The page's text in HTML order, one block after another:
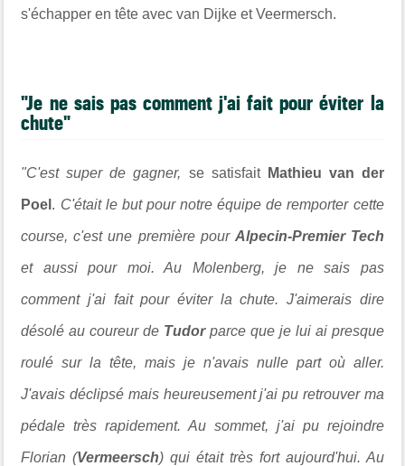
s'échapper en tête avec van Dijke et Veermersch.
"Je ne sais pas comment j'ai fait pour éviter la
chute"
"C'est super de gagner, se satisfait Mathieu van der
Poel . C'était le but pour notre équipe de remporter cette
course, c'est une première pour Alpecin-Premier Tech
et aussi pour moi. Au Molenberg, je ne sais pas
comment j'ai fait pour éviter la chute. J'aimerais dire
désolé au coureur de Tudorparce que je lui ai presque
roulé sur la tête, mais je n'avais nulle part où aller.
J'avais déclipsé mais heureusement j'ai pu retrouver ma
pédale très rapidement. Au sommet, j'ai pu rejoindre
Florian (Vermeersch) qui était très fort aujourd'hui. Au